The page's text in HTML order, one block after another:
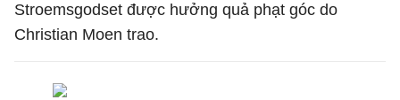
Stroemsgodset được hưởng quả phạt góc do
Christian Moen trao.